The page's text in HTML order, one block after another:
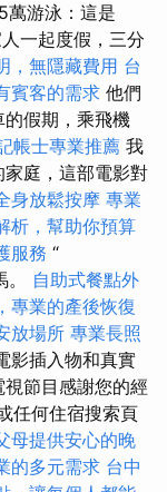
萬游泳：這是
一起度假，三分
，無隱藏費用 台
賓客的需求 他們
假期，乘飛機
帳士專業推薦 我
庭，這部電影對
身放鬆按摩 專業
析，幫助你預算
服務 “
自助式餐點外
專業的產後恢復
放場所 專業長照
影插入物和真實
節目感謝您的經
任何住宿搜索頁
母提供安心的晚
的多元需求 台中